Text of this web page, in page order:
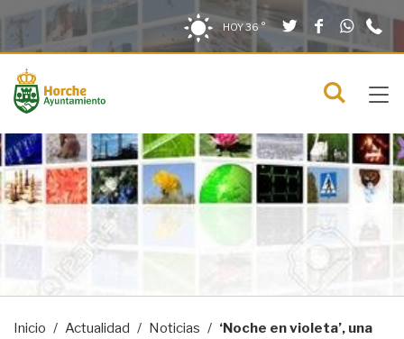
Saltar al contenido
Saltar a la navegación
Información de contacto HOY36 ° TwitterFacebook
menú
Inicio Actualidad Noticias
‘Noche en violeta’, una